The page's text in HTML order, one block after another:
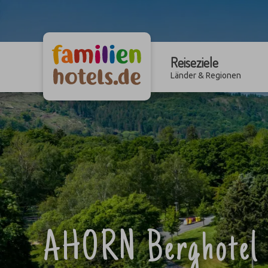
Reiseziele
Länder & Regionen
AHORN